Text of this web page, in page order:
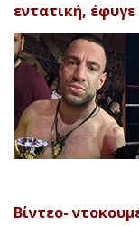
εντατική,
Βίντεο-